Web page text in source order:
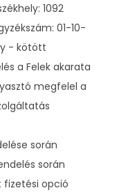
1092
01-10-
- kötött
a Felek akarata
megfelel a
során
során
opció